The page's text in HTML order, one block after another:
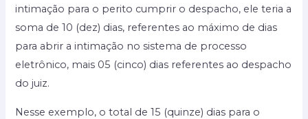
intimação para o perito cumprir o despacho, ele teria a
soma de 10 (dez) dias, referentes ao máximo de dias
para abrir a intimação no sistema de processo
eletrônico, mais 05 (cinco) dias referentes ao despacho
do juiz.
Nesse exemplo, o total de 15 (quinze) dias para o